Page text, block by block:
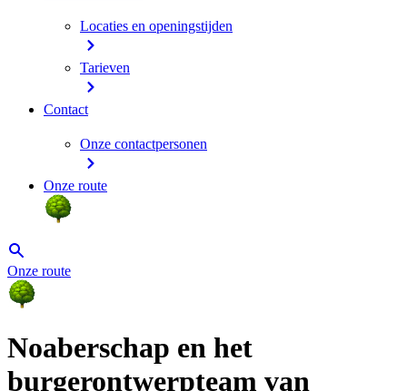
Locaties en openingstijden
Tarieven
Contact
Onze contactpersonen
Onze route
Onze route
Noaberschap en het
burgerontwerpteam van